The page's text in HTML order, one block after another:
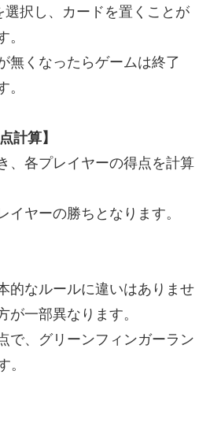
択し、カードを置くことが
無くなったらゲームは終了
計算】
、各プレイヤーの得点を計算
イヤーの勝ちとなります。
的なルールに違いはありませ
が一部異なります。
で、グリーンフィンガーラン
。